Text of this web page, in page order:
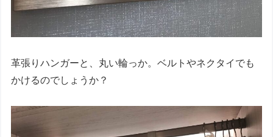
革張りハンガーと、丸い輪っか。ベルトやネクタイでも
かけるのでしょうか？